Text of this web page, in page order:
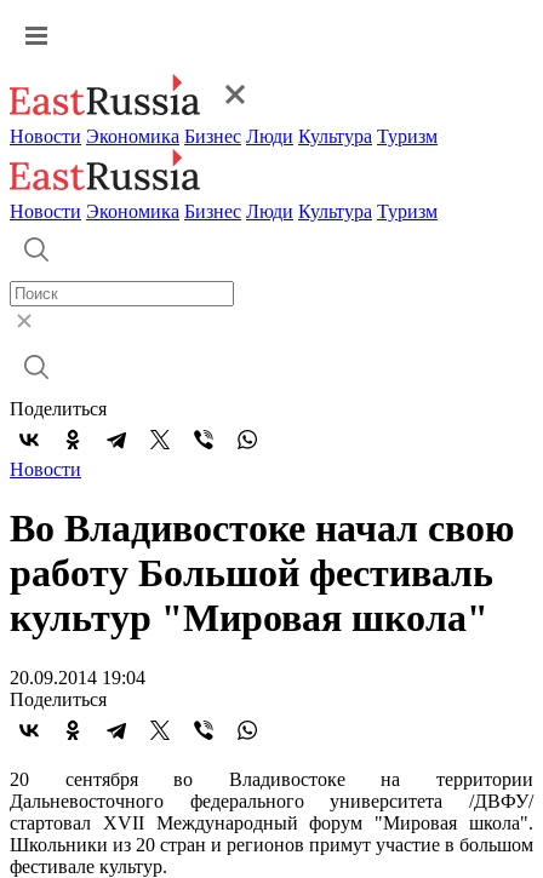
Новости Экономика Бизнес Люди Культура Туризм
Новости Экономика Бизнес Люди Культура Туризм
Поделиться
Новости
Во Владивостоке начал свою
работу Большой фестиваль
культур "Мировая школа"
20.09.2014 19:04
Поделиться
20 сентября во Владивостоке на территории
Дальневосточного федерального университета /ДВФУ/
стартовал XVII Международный форум "Мировая школа".
Школьники из 20 стран и регионов примут участие в большом
фестивале культур.